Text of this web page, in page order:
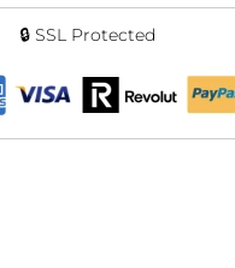
🔒 SSL Protected